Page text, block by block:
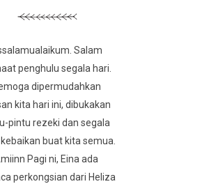
Salam
penghulu segala hari.
dipermudahkan
kita hari ini, dibukakan
pintu rezeki dan segala
buat kita semua.
Pagi ni, Eina ada
perkongsian dari Heliza